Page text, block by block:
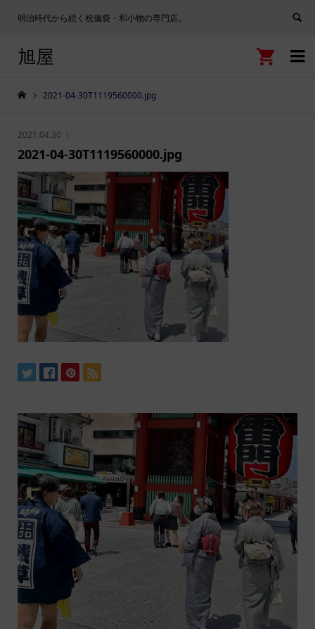
明治時代から続く祝儀袋・和小物の専門店。

旭屋 
2021-04-30T1119560000.jpg
2021.04.30
2021-04-30T1119560000.jpg